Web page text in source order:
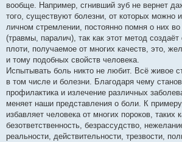
вообще. Например, сгнивший зуб не вернет
того, существуют болезни, от которых можно
личном стремлении, постоянно помня о них
(травмы, паралич), так как этот метод
плоти, получаемое от многих качеств, это,
и тому подобных свойств человека.
Испытывать боль никто не любит. Всё живое
в том числе и болезни. Благодаря чему
профилактика и излечение различных
меняет наши представления о боли. К
избавляет человека от многих пороков, таких
безответственность, безрассудство,
реальности, действительности, трезвости,